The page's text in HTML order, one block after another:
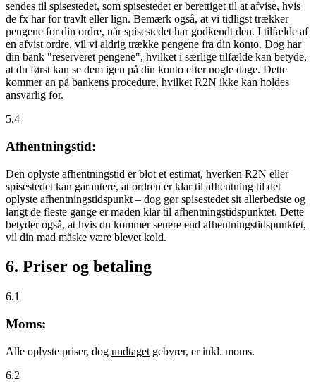
sendes til spisestedet, som spisestedet er berettiget til at afvise, hvis
de fx har for travlt eller lign. Bemærk også, at vi tidligst trækker
pengene for din ordre, når spisestedet har godkendt den. I tilfælde af
en afvist ordre, vil vi aldrig trække pengene fra din konto. Dog har
din bank "reserveret pengene", hvilket i særlige tilfælde kan betyde,
at du først kan se dem igen på din konto efter nogle dage. Dette
kommer an på bankens procedure, hvilket R2N ikke kan holdes
ansvarlig for.
5.4
Afhentningstid:
Den oplyste afhentningstid er blot et estimat, hverken R2N eller
spisestedet kan garantere, at ordren er klar til afhentning til det
oplyste afhentningstidspunkt – dog gør spisestedet sit allerbedste og
langt de fleste gange er maden klar til afhentningstidspunktet. Dette
betyder også, at hvis du kommer senere end afhentningstidspunktet,
vil din mad måske være blevet kold.
6. Priser og betaling
6.1
Moms:
Alle oplyste priser, dog undtaget gebyrer, er inkl. moms.
6.2